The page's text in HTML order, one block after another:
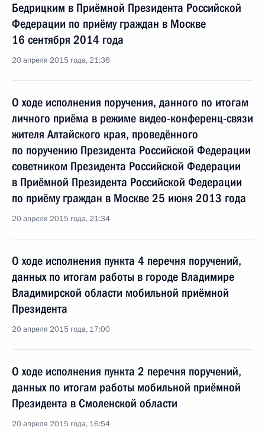
Бедрицким в Приёмной Президента Российской
Федерации по приёму граждан в Москве
16 сентября 2014 года
20 апреля 2015 года, 21:36
О ходе исполнения поручения, данного по итогам
личного приёма в режиме видео-конференц-связи
жителя Алтайского края, проведённого
по поручению Президента Российской Федерации
советником Президента Российской Федерации
в Приёмной Президента Российской Федерации
по приёму граждан в Москве 25 июня 2013 года
20 апреля 2015 года, 21:34
О ходе исполнения пункта 4 перечня поручений,
данных по итогам работы в городе Владимире
Владимирской области мобильной приёмной
Президента
20 апреля 2015 года, 17:00
О ходе исполнения пункта 2 перечня поручений,
данных по итогам работы мобильной приёмной
Президента в Смоленской области
20 апреля 2015 года, 16:54